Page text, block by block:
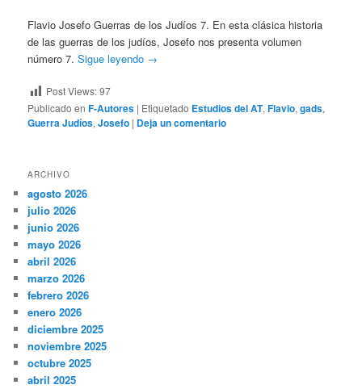
Flavio Josefo Guerras de los Judíos 7. En esta clásica historia
de las guerras de los judíos, Josefo nos presenta volumen
número 7.Sigue leyendo →
Post Views:97
Publicado en F-Autores | Etiquetado Estudios del AT,Flavio,gads,
Guerra Judíos,Josefo | Deja un comentario
ARCHIVO
agosto 2026
julio 2026
junio 2026
mayo 2026
abril 2026
marzo 2026
febrero 2026
enero 2026
diciembre 2025
noviembre 2025
octubre 2025
abril 2025